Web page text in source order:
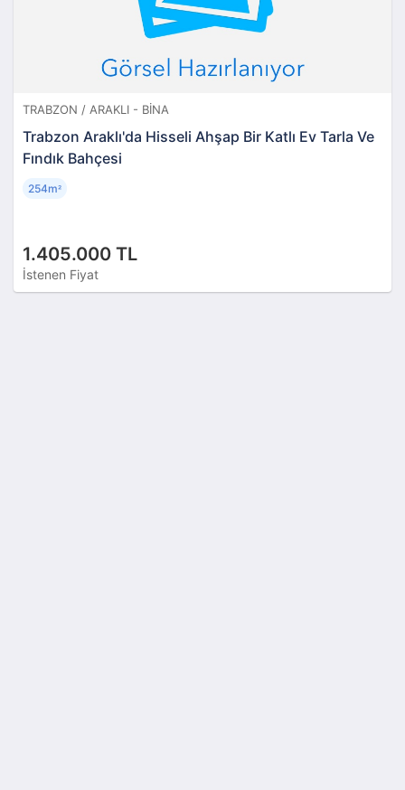
TRABZON / ARAKLI - BINA
Trabzon Araklı'da Hisseli Ahşap Bir Katlı Ev Tarla Ve
Fındık Bahçesi
1.405.000 TL
İstenen Fiyat
254m²